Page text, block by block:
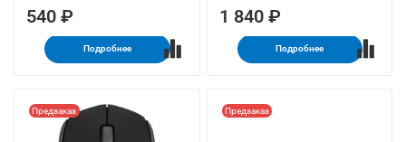
540 ₽
Подробнее
1 840 ₽
Подробнее
Предзаказ Предзаказ